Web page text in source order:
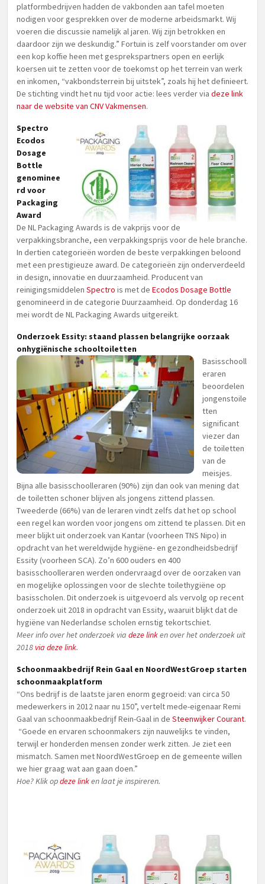
platformbedrijven hadden de vakbonden aan tafel moeten
nodigen voor gesprekken over de moderne arbeidsmarkt. Wij
voeren die discussie namelijk al jaren. Wij zijn betrokken en
daardoor zijn we deskundig.” Fortuin is zelf voorstander om over
een kop koffie heen met gesprekspartners open en eerlijk
koersen uit te zetten voor de toekomst op het terrein van werk
en inkomen, “vakbondsterrein bij uitstek”, zoals hij het definieert.
De stichting vindt het nu tijd voor actie: lees verder via deze link
naar de website van CNV Vakmensen.
Spectro
Ecodos
Dosage
Bottle
genominee
rd voor
Packaging
Award
De NL Packaging Awards is de vakprijs voor de
verpakkingsbranche, een verpakkingsprijs voor de hele branche.
In dertien categorieën worden de beste verpakkingen beloond
met een prestigieuze award. De categorieën zijn onderverdeeld
in design, innovatie en duurzaamheid. Producent van
reinigingsmiddelen Spectro is met de Ecodos Dosage Bottle
genomineerd in de categorie Duurzaamheid. Op donderdag 16
mei wordt de NL Packaging Awards uitgereikt.
Onderzoek Essity: staand plassen belangrijke oorzaak
onhygiënische schooltoiletten
Basisschooll
eraren
beoordelen
jongenstoile
tten
significant
viezer dan
de toiletten
van de
meisjes.
Bijna alle basisschoolleraren (90%) zijn dan ook van mening dat
de toiletten schoner blijven als jongens zittend plassen.
Tweederde (66%) van de leraren vindt zelfs dat het op school
een regel kan worden voor jongens om zittend te plassen. Dit en
meer blijkt uit onderzoek van Kantar (voorheen TNS Nipo) in
opdracht van het wereldwijde hygiëne- en gezondheidsbedrijf
Essity (voorheen SCA). Zo’n 600 ouders en 400
basisschoolleraren werden ondervraagd over de oorzaken van
en mogelijke oplossingen voor de slechte toilethygiëne op
basisscholen. Dit onderzoek is uitgevoerd als vervolg op recent
onderzoek uit 2018 in opdracht van Essity, waaruit blijkt dat de
hygiëne van Nederlandse scholen ernstig tekortschiet.
Meer info over het onderzoek via deze linken over het onderzoek uit
2018via deze link.
Schoonmaakbedrijf Rein Gaal en NoordWestGroep starten
schoonmaakplatform
“Ons bedrijf is de laatste jaren enorm gegroeid: van circa 50
medewerkers in 2012 naar nu 150”, vertelt mede-eigenaar Remi
Gaal van schoonmaakbedrijf Rein-Gaal in de Steenwijker Courant.
“Goede en ervaren schoonmakers zijn nauwelijks te vinden,
terwijl er honderden mensen zonder werk zitten. Je ziet een
mismatch. Samen met NoordWestGroep en de gemeente willen
we hier graag wat aan gaan doen.”
Hoe? Klik opdeze linken laat je inspireren.